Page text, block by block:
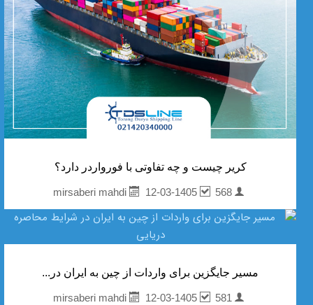
کریر چیست و چه تفاوتی با فورواردر دارد؟
mirsaberi mahdi
12-03-1405 568
مسیر جایگزین برای واردات از چین به ایران در...
mirsaberi mahdi
12-03-1405 581